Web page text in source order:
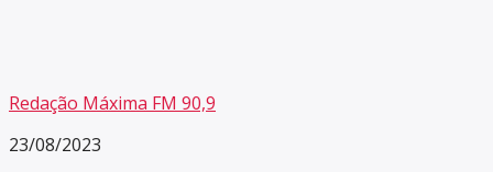
Redação Máxima FM 90,9
23/08/2023